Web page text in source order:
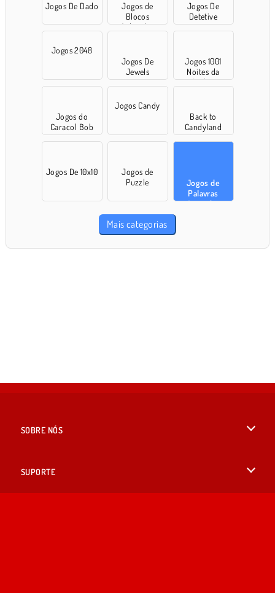
Jogos De Dado
Jogos de
Blocos
Coloridos
Jogos De
Detetive
Jogos 2048
Jogos De
Jewels
Jogos 1001
Noites da
Arábia
Jogos do
Caracol Bob
Jogos Candy
Back to
Candyland
Jogos De 10x10
Jogos de
Puzzle
Jogos de
Palavras
Cruzadas
Mais categorias
SOBRE NÓS
SUPORTE